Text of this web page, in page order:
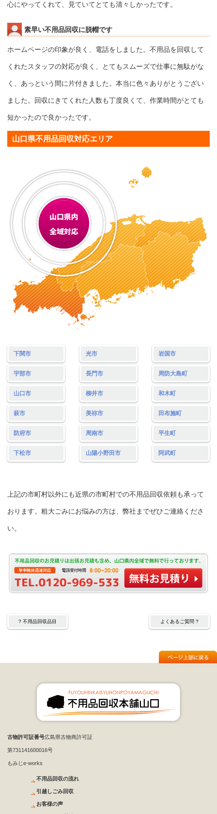
心にやってくれて、見ていてとても清々しかったです。
素早い不用品回収に脱帽です
ホームページの印象が良く、電話をしました。不用品を回収して
くれたスタッフの対応が良く、とてもスムーズで仕事に無駄がな
く、あっという間に片付きました。本当に色々ありがとうござい
ました。回収にきてくれた人数も丁度良くて、作業時間がとても
短かったので良かったです。
山口県不用品回収対応エリア
下関市
宇部市
山口市
萩市
防府市
下松市
光市
長門市
柳井市
美祢市
周南市
山陽小野田市
岩国市
周防大島町
和木町
田布施町
平生町
阿武町
上記の市町村以外にも近県の市町村での不用品回収依頼も承って
おります。粗大ごみにお悩みの方は、弊社までぜひご連絡くださ
い。
? 不用品回収品目 よくあるご質問 ?
古物許可証番号広島県古物商許可証
第731141600016号
もみじe-works
不用品回収の流れ
引越しごみ回収
お客様の声